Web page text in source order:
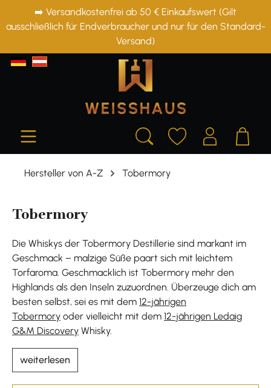
springen
➡️ Versandkostenfrei ab 50 € Einkaufswert (Gilt
ausschließlich für Endverbraucher und nur für den Standard-
Versand)
Hersteller von A-Z Tobermory
Tobermory
Die Whiskys der Tobermory Destillerie sind markant im
Geschmack – malzige Süße paart sich mit leichtem
Torfaroma. Geschmacklich ist Tobermory mehr den
Highlands als den Inseln zuzuordnen. Überzeuge dich am
besten selbst, sei es mit dem 12-jährigen
Tobermory oder vielleicht mit dem 12-jährigen Ledaig
G&M Discovery Whisky.
weiterlesen